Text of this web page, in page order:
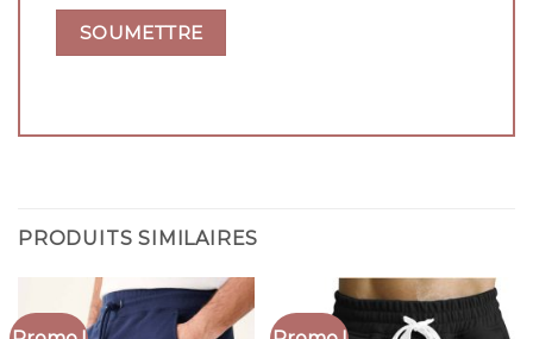
PRODUITS SIMILAIRES